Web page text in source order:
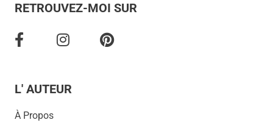
RETROUVEZ-MOI SUR
L' AUTEUR
À Propos